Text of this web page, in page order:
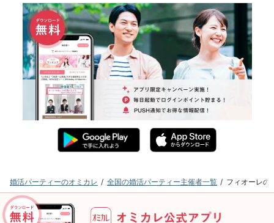
婚活パーティーのオミカレ 全国の婚活パーティー主催者一覧 フィオーレの